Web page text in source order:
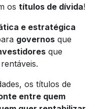
os títulos de dívida!
e estratégica
governos que
que
os títulos de
entre quem